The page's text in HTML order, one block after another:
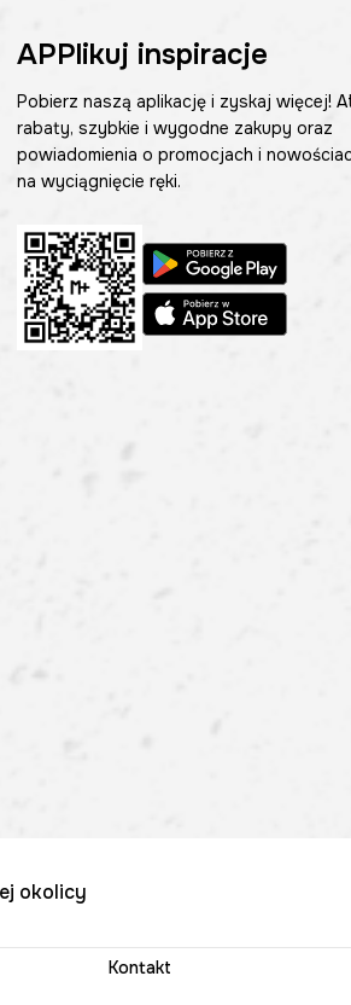
APPlikuj inspiracje
Pobierz naszą aplikację i zyskaj więcej!
rabaty, szybkie i wygodne zakupy oraz
powiadomienia o promocjach i
na wyciągnięcie ręki.
okolicy
Kontakt